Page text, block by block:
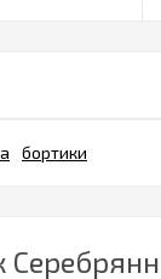
бортики